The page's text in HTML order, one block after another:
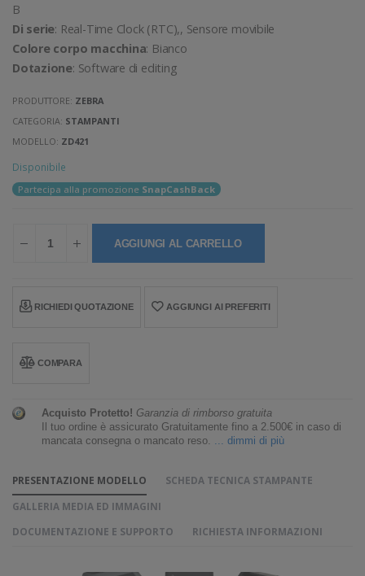
B
Di serie: Real-Time Clock (RTC),, Sensore movibile
Colore corpo macchina: Bianco
Dotazione: Software di editing
PRODUTTORE: ZEBRA
CATEGORIA: STAMPANTI
MODELLO: ZD421
Disponibile
Partecipa alla promozione SnapCashBack
AGGIUNGI AL CARRELLO
RICHIEDI QUOTAZIONE AGGIUNGI AI PREFERITI
COMPARA
Acquisto Protetto! Garanzia di rimborso gratuita
Il tuo ordine è assicurato Gratuitamente fino a 2.500€ in caso di
mancata consegna o mancato reso. ... dimmi di più
PRESENTAZIONE MODELLO
SCHEDA TECNICA STAMPANTE
GALLERIA MEDIA ED IMMAGINI
DOCUMENTAZIONE E SUPPORTO
RICHIESTA INFORMAZIONI